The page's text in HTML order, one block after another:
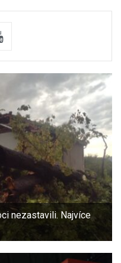
nezastavili. Najvíce